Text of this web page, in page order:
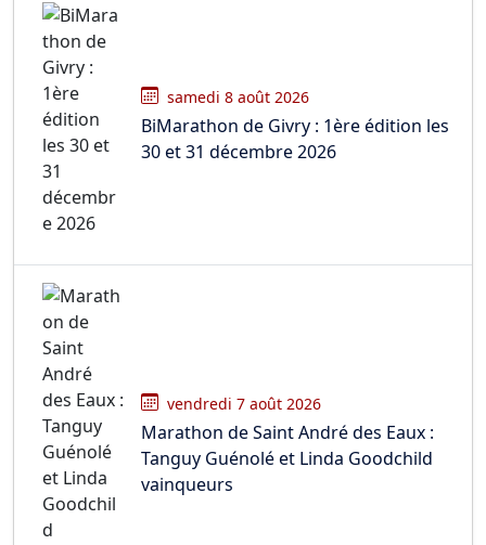
samedi 8 août 2026
BiMarathon de Givry : 1ère édition les
30 et 31 décembre 2026
vendredi 7 août 2026
Marathon de Saint André des Eaux :
Tanguy Guénolé et Linda Goodchild
vainqueurs